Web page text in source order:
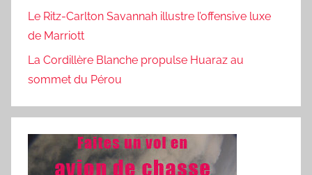
Le Ritz-Carlton Savannah illustre l’offensive luxe
de Marriott
La Cordillère Blanche propulse Huaraz au
sommet du Pérou